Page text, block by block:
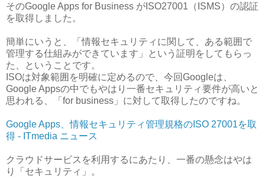
そのGoogle Apps for Business がISO27001（ISMS）の認証
を取得しました。
簡単にいうと、「情報セキュリティに関して、ある範囲で
管理する仕組みができています」という証明をしてもらっ
た、ということです。
ISOは対象範囲を明確に定めるので、今回Googleは、
Google Appsの中でもやはり一番セキュリティ要件が高いと
思われる、「for business」に対して取得したのですね。
Google Apps、情報セキュリティ管理規格のISO 27001を取
得 - ITmedia ニュース
クラウドサービスを利用するにあたり、一番の懸念はやは
り「セキュリティ」。